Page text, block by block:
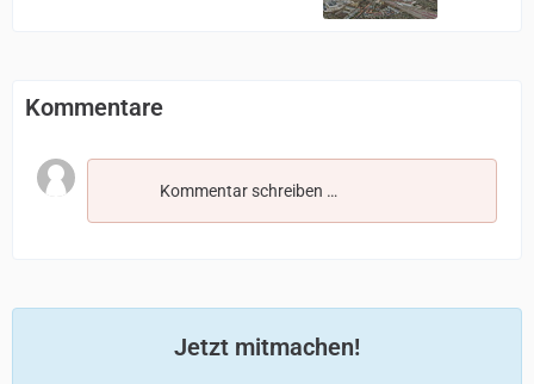
Kommentare
Kommentar schreiben …
Jetzt mitmachen!